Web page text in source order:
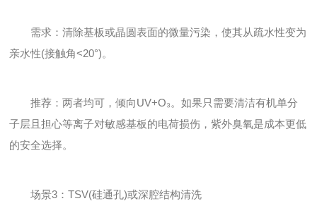
需求：清除基板或晶圆表面的微量污染，使其从疏水性变为
亲水性(接触角<20°)。
推荐：两者均可，倾向UV+O₃。如果只需要清洁有机单分
子层且担心等离子对敏感基板的电荷损伤，紫外臭氧是成本更低
的安全选择。
场景3：TSV(硅通孔)或深腔结构清洗